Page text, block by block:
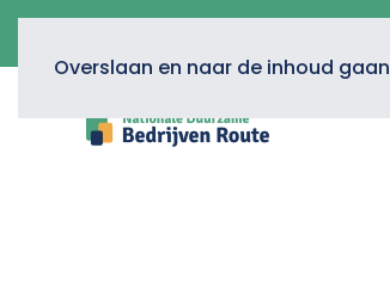
Overslaan en naar de inhoud gaan